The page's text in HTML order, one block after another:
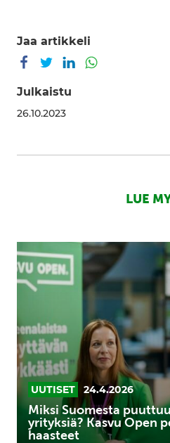
Jaa artikkeli
Jaa Facebookissa
Jaa TwitterissäJaa LinkedInissä
Julkaistu
26.10.2023
LUE
Miksi
Suomesta
puuttuu
Kasvu
Open
perkaa
pk-
yritysten
haasteet
UUTISET 24.4.2026
Miksi Suomesta
yrityksiä? Kasvu Open
haasteet